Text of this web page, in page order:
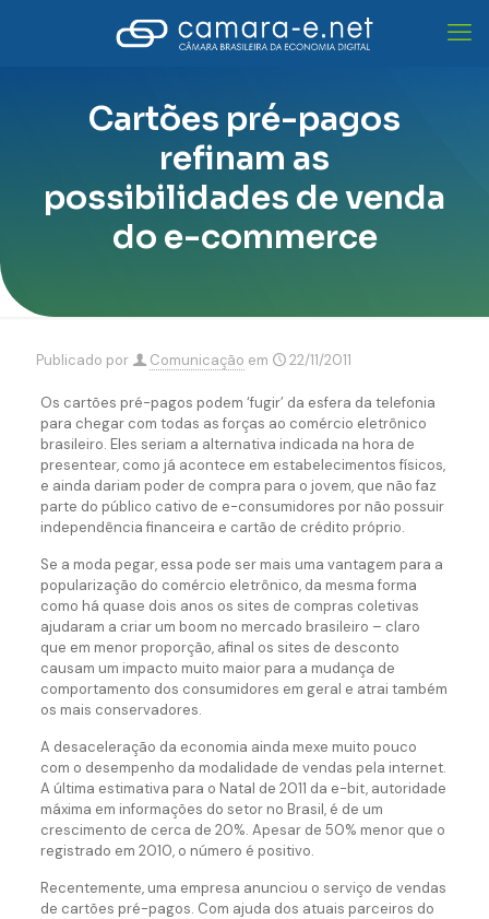
Cartões pré-pagos
refinam as
possibilidades de venda
do e-commerce
Publicado por Comunicação em 22/11/2011
Os cartões pré-pagos podem ‘fugir’ da esfera da telefonia
para chegar com todas as forças ao comércio eletrônico
brasileiro. Eles seriam a alternativa indicada na hora de
presentear, como já acontece em estabelecimentos físicos,
e ainda dariam poder de compra para o jovem, que não faz
parte do público cativo de e-consumidores por não possuir
independência financeira e cartão de crédito próprio.
Se a moda pegar, essa pode ser mais uma vantagem para a
popularização do comércio eletrônico, da mesma forma
como há quase dois anos os sites de compras coletivas
ajudaram a criar um boom no mercado brasileiro – claro
que em menor proporção, afinal os sites de desconto
causam um impacto muito maior para a mudança de
comportamento dos consumidores em geral e atrai também
os mais conservadores.
A desaceleração da economia ainda mexe muito pouco
com o desempenho da modalidade de vendas pela internet.
A última estimativa para o Natal de 2011 da e-bit, autoridade
máxima em informações do setor no Brasil, é de um
crescimento de cerca de 20%. Apesar de 50% menor que o
registrado em 2010, o número é positivo.
Recentemente, uma empresa anunciou o serviço de vendas
de cartões pré-pagos. Com ajuda dos atuais parceiros do